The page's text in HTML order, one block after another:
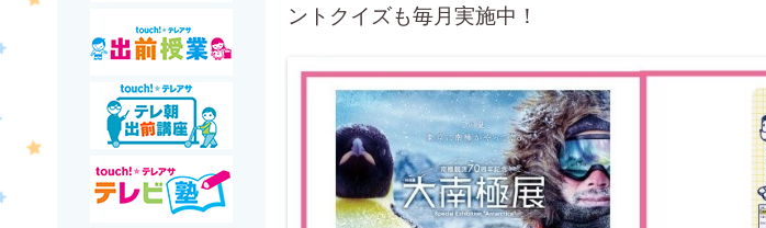
ントクイズも毎月実施中！